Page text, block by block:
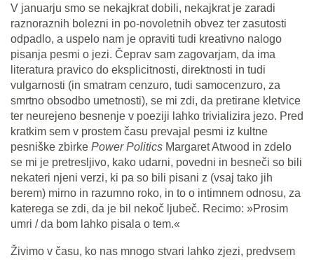
V januarju smo se nekajkrat dobili, nekajkrat je zaradi
raznoraznih bolezni in po-novoletnih obvez ter zasutosti
odpadlo, a uspelo nam je opraviti tudi kreativno nalogo
pisanja pesmi o jezi. Čeprav sam zagovarjam, da ima
literatura pravico do eksplicitnosti, direktnosti in tudi
vulgarnosti (in smatram cenzuro, tudi samocenzuro, za
smrtno obsodbo umetnosti), se mi zdi, da pretirane kletvice
ter neurejeno besnenje v poeziji lahko trivializira jezo. Pred
kratkim sem v prostem času prevajal pesmi iz kultne
pesniške zbirke Power Politics Margaret Atwood in zdelo
se mi je pretresljivo, kako udarni, povedni in besneči so bili
nekateri njeni verzi, ki pa so bili pisani z (vsaj tako jih
berem) mirno in razumno roko, in to o intimnem odnosu, za
katerega se zdi, da je bil nekoč ljubeč. Recimo: »Prosim
umri / da bom lahko pisala o tem.«
Živimo v času, ko nas mnogo stvari lahko zjezi, predvsem